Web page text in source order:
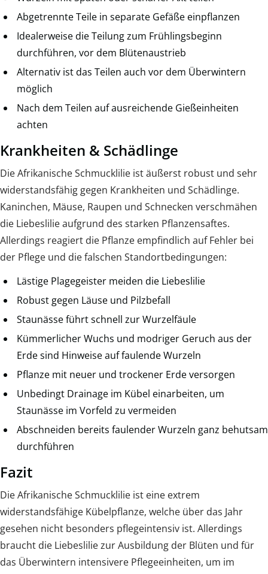
Abgetrennte Teile in separate Gefäße einpflanzen
Idealerweise die Teilung zum Frühlingsbeginn
durchführen, vor dem Blütenaustrieb
Alternativ ist das Teilen auch vor dem Überwintern
möglich
Nach dem Teilen auf ausreichende Gießeinheiten
achten
Krankheiten & Schädlinge
Die Afrikanische Schmucklilie ist äußerst robust und sehr
widerstandsfähig gegen Krankheiten und Schädlinge.
Kaninchen, Mäuse, Raupen und Schnecken verschmähen
die Liebeslilie aufgrund des starken Pflanzensaftes.
Allerdings reagiert die Pflanze empfindlich auf Fehler bei
der Pflege und die falschen Standortbedingungen:
Lästige Plagegeister meiden die Liebeslilie
Robust gegen Läuse und Pilzbefall
Staunässe führt schnell zur Wurzelfäule
Kümmerlicher Wuchs und modriger Geruch aus der
Erde sind Hinweise auf faulende Wurzeln
Pflanze mit neuer und trockener Erde versorgen
Unbedingt Drainage im Kübel einarbeiten, um
Staunässe im Vorfeld zu vermeiden
Abschneiden bereits faulender Wurzeln ganz behutsam
durchführen
Fazit
Die Afrikanische Schmucklilie ist eine extrem
widerstandsfähige Kübelpflanze, welche über das Jahr
gesehen nicht besonders pflegeintensiv ist. Allerdings
braucht die Liebeslilie zur Ausbildung der Blüten und für
das Überwintern intensivere Pflegeeinheiten, um im